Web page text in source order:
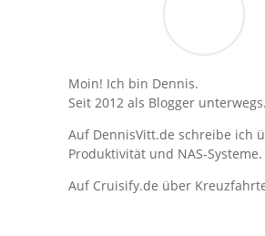
Moin! Ich bin Dennis.
Seit 2012 als Blogger unterwegs.
Auf DennisVitt.de schreibe ich
Produktivität und NAS-Systeme.
Auf Cruisify.de über